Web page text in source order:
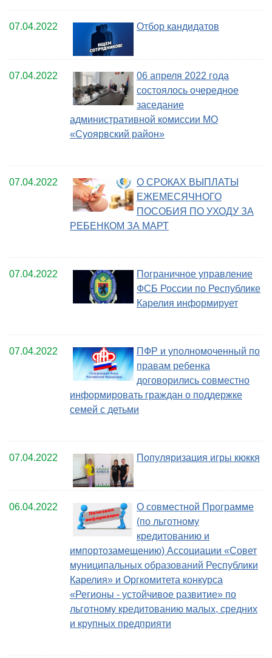
07.04.2022 Отбор кандидатов
07.04.2022
06 апреля 2022 года
состоялось очередное
заседание
административной комиссии МО
«Суоярвский район»
07.04.2022
О СРОКАХ ВЫПЛАТЫ
ЕЖЕМЕСЯЧНОГО
ПОСОБИЯ ПО УХОДУ ЗА
РЕБЕНКОМ ЗА МАРТ
07.04.2022
Пограничное управление
ФСБ России по Республике
Карелия информирует
07.04.2022
ПФР и уполномоченный по
правам ребенка
договорились совместно
информировать граждан о поддержке
семей с детьми
07.04.2022 Популяризация игры кюккя
06.04.2022
О совместной Программе
(по льготному
кредитованию и
импортозамещению) Ассоциации «Совет
муниципальных образований Республики
Карелия» и Оргкомитета конкурса
«Регионы - устойчивое развитие» по
льготному кредитованию малых, средних
и крупных предприяти